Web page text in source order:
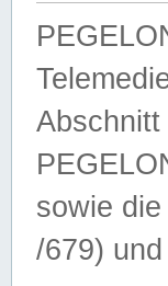
sowie
/679)